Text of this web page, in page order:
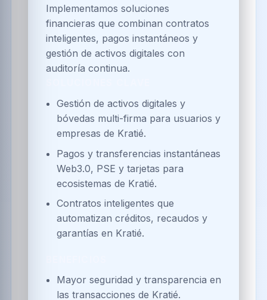
Implementamos soluciones
financieras que combinan contratos
inteligentes, pagos instantáneos y
gestión de activos digitales con
auditoría continua.
Gestión de activos digitales y
bóvedas multi-firma para usuarios y
empresas de Kratié.
Pagos y transferencias instantáneas
Web3.0, PSE y tarjetas para
ecosistemas de Kratié.
Contratos inteligentes que
automatizan créditos, recaudos y
garantías en Kratié.
Mayor seguridad y transparencia en
las transacciones de Kratié.